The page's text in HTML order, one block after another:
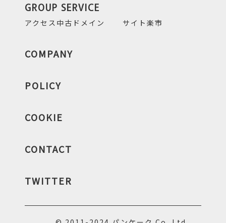
GROUP SERVICE
アクセス中古ドメイン サイト楽市
COMPANY
POLICY
COOKIE
CONTACT
TWITTER